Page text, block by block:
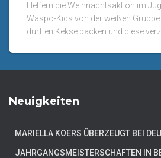
Helfern die Weihnachtsaktion im
Waspo-Kids von der weißen
durften Kekse backen und diese
Neuigkeiten
MARIELLA KOERS ÜBERZEUGT BEI
JAHRGANGSMEISTERSCHAFTEN IN